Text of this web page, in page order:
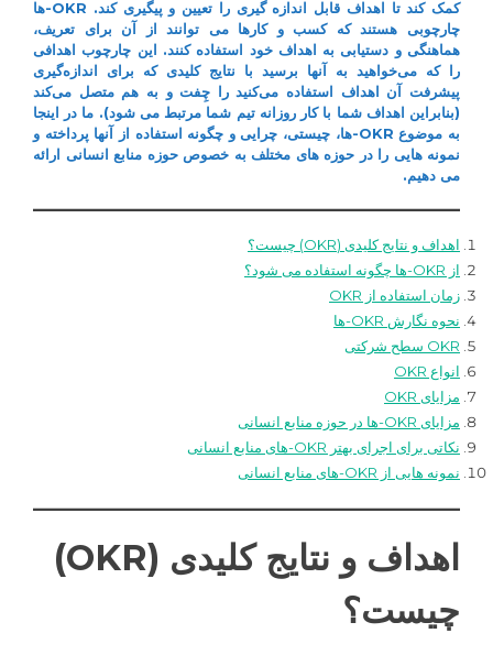
کمک کند تا اهداف قابل اندازه گیری را تعیین و پیگیری کند. OKR-ها
چارچوبی هستند که کسب و کارها می توانند از آن برای تعریف،
هماهنگی و دستیابی به اهداف خود استفاده کنند. این چارچوب اهدافی
را که می‌خواهید به آنها برسید با نتایج کلیدی که برای اندازه‌گیری
پیشرفت آن اهداف استفاده می‌کنید را چِفت و به هم متصل می‌کند
(بنابراین اهداف شما با کار روزانه تیم شما مرتبط می شود). ما در اینجا
به موضوع OKR-ها، چیستی، چرایی و چگونه استفاده از آنها پرداخته و
نمونه هایی را در حوزه های مختلف به خصوص حوزه منابع انسانی ارائه
می دهیم.
اهداف و نتایج کلیدی (OKR) چیست؟
از OKR-ها چگونه استفاده می شود؟
زمان استفاده از OKR
نحوه نگارش OKR-ها
OKR سطح شرکتی
انواع OKR
مزایای OKR
مزایای OKR-ها در حوزه منابع انسانی
نکاتی برای اجرای بهتر OKR-های منابع انسانی
نمونه هایی از OKR-های منابع انسانی
اهداف و نتایج کلیدی (OKR)
چیست؟